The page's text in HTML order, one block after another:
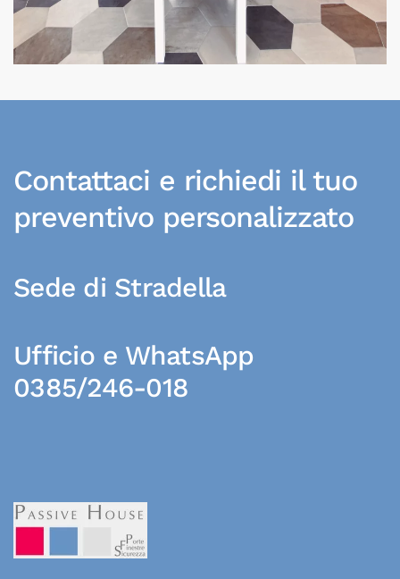
Contattaci e richiedi il tuo
preventivo personalizzato
Sede di Stradella
Ufficio e WhatsApp
0385/246-018